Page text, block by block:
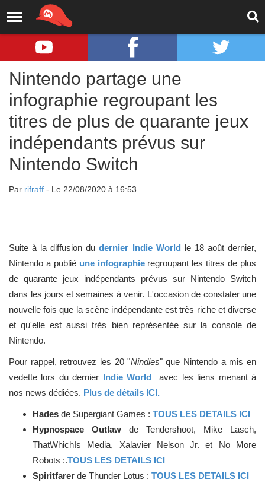
Nintendo partage une
infographie regroupant les
titres de plus de quarante jeux
indépendants prévus sur
Nintendo Switch
Par rifraff - Le 22/08/2020 à 16:53
Suite à la diffusion dudernier Indie World le 18 août dernier,
Nintendo a publié une infographieregroupant les titres de plus
de quarante jeux indépendants prévus sur Nintendo Switch
dans les jours et semaines à venir. L'occasion de constater une
nouvelle fois que la scène indépendante est très riche et diverse
et qu'elle est aussi très bien représentée sur la console de
Nintendo.
Pour rappel, retrouvez les 20 "Nindies" que Nintendo a mis en
vedette lors du dernier Indie World avec les liens menant à
nos news dédiées. Plus de détails ICI.
Hades de Supergiant Games : TOUS LES DETAILS ICI
Hypnospace Outlaw de Tendershoot, Mike Lasch,
ThatWhichIs Media, Xalavier Nelson Jr. et No More
Robots :.TOUS LES DETAILS ICI
Spiritfarer de Thunder Lotus : TOUS LES DETAILS ICI